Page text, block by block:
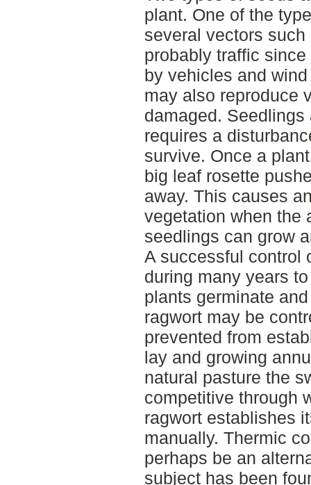
plant. One of the
several vectors
probably traffic
by vehicles and
may also reproduce
damaged.
requires a
survive. Once a
big leaf rosette
away. This causes
vegetation when the
seedlings can grow
A successful control
during many years
plants germinate
ragwort may be
prevented from
lay and growing
natural pasture the
competitive through
ragwort establishes
manually. Thermic
perhaps be an
subject has been